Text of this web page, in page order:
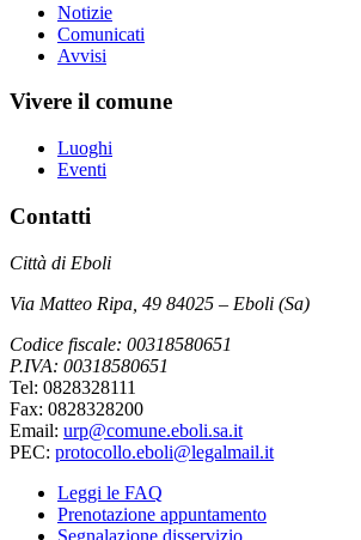
Notizie
Comunicati
Avvisi
Vivere il comune
Luoghi
Eventi
Contatti
Città di Eboli
Via Matteo Ripa, 49 84025 – Eboli (Sa)
Codice fiscale: 00318580651
P.IVA: 00318580651
Tel: 0828328111
Fax: 0828328200
Email: urp@comune.eboli.sa.it
PEC: protocollo.eboli@legalmail.it
Leggi le FAQ
Prenotazione appuntamento
Segnalazione disservizio